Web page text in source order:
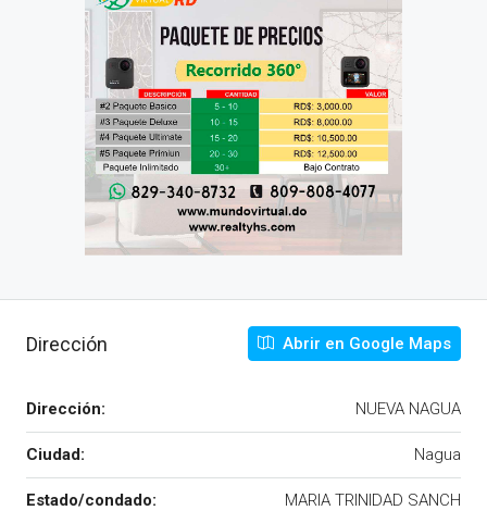
Dirección Abrir en Google Maps
Dirección: NUEVA NAGUA
Ciudad: Nagua
Estado/condado: MARIA TRINIDAD SANCH